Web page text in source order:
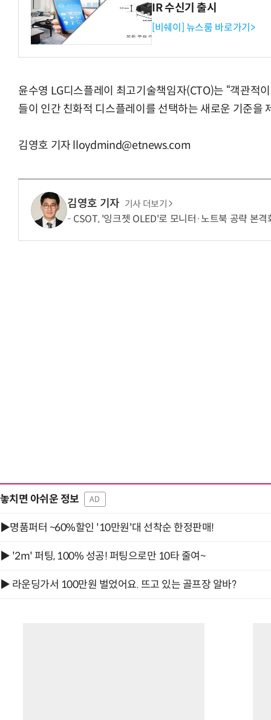
IR 수신기 출시
[비쉐이] 뉴스룸 바로가기>
윤수영 LG디스플레이 최고기술책임자(CTO)는 “객관적
들이 인간 친화적 디스플레이를 선택하는 새로운 기준을
김영호 기자 lloydmind@etnews.com
김영호 기자 기사 더보기
CSOT, '잉크젯 OLED'로 모니터·노트북 공략 본
놓치면 아쉬운 정보 AD
▶명품퍼터 ~60%할인 '10만원'대 선착순 한정판매!
▶ '2m' 퍼팅, 100% 성공! 퍼팅으로만 10타 줄여~
▶ 라운딩가서 100만원 벌었어요. 뜨고 있는 골프장 알바?